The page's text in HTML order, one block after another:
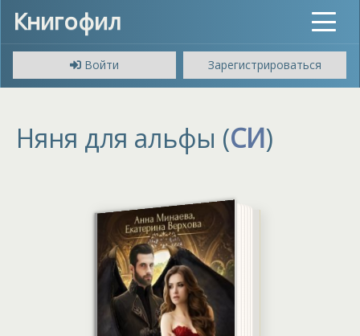
Книгофил
Toggle
Войти
Зарегистрироваться
Няня для альфы (СИ)